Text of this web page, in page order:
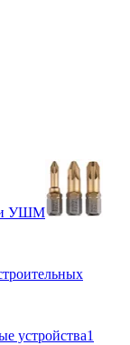
и УШМ
устройства1